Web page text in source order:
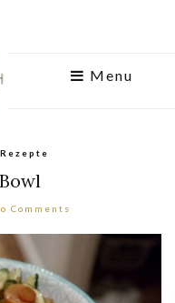
Menu
Rezepte
Comments